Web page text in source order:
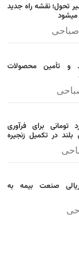
تحول؛ نقشه راه جدید
میشود
و تأمین محصولات
میلیارد تومانی برای فرآوری
در تکمیل زنجیره
ریالی صنعت بیمه به